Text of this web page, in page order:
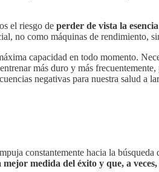
el riesgo de perder de vista la
no como máquinas de rendimiento,
capacidad en todo momento.
más duro y más
negativas para nuestra salud
constantemente hacia la
medida del éxito y que, a